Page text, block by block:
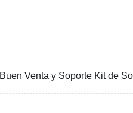
Buen Venta y Soporte Kit de